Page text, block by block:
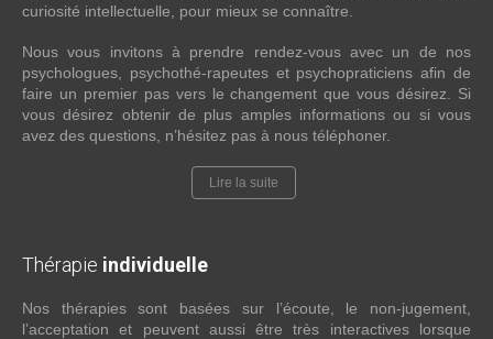
curiosité intellectuelle, pour mieux se connaître.
Nous vous invitons à prendre rendez-vous avec un de nos
psychologues, psychothé-rapeutes et psychopraticiens afin de
faire un premier pas vers le changement que vous désirez. Si
vous désirez obtenir de plus amples informations ou si vous
avez des questions, n’hésitez pas à nous téléphoner.
Lire la suite
Thérapie individuelle
Nos thérapies sont basées sur l’écoute, le non-jugement,
l’acceptation et peuvent aussi être très interactives lorsque